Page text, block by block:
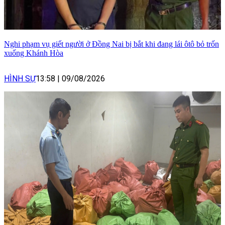
Nghi phạm vụ giết người ở Đồng Nai bị bắt khi đang lái ôtô bỏ trốn
xuống Khánh Hòa
HÌNH SỰ13:58 09/08/2026